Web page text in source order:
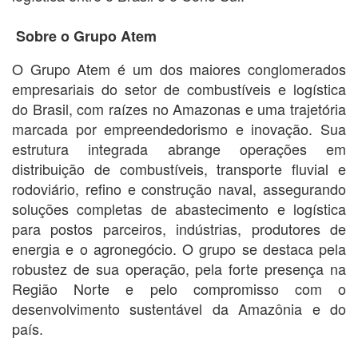
Sobre o Grupo Atem
O Grupo Atem é um dos maiores conglomerados
empresariais do setor de combustíveis e logística
do Brasil, com raízes no Amazonas e uma trajetória
marcada por empreendedorismo e inovação. Sua
estrutura integrada abrange operações em
distribuição de combustíveis, transporte fluvial e
rodoviário, refino e construção naval, assegurando
soluções completas de abastecimento e logística
para postos parceiros, indústrias, produtores de
energia e o agronegócio. O grupo se destaca pela
robustez de sua operação, pela forte presença na
Região Norte e pelo compromisso com o
desenvolvimento sustentável da Amazônia e do
país.